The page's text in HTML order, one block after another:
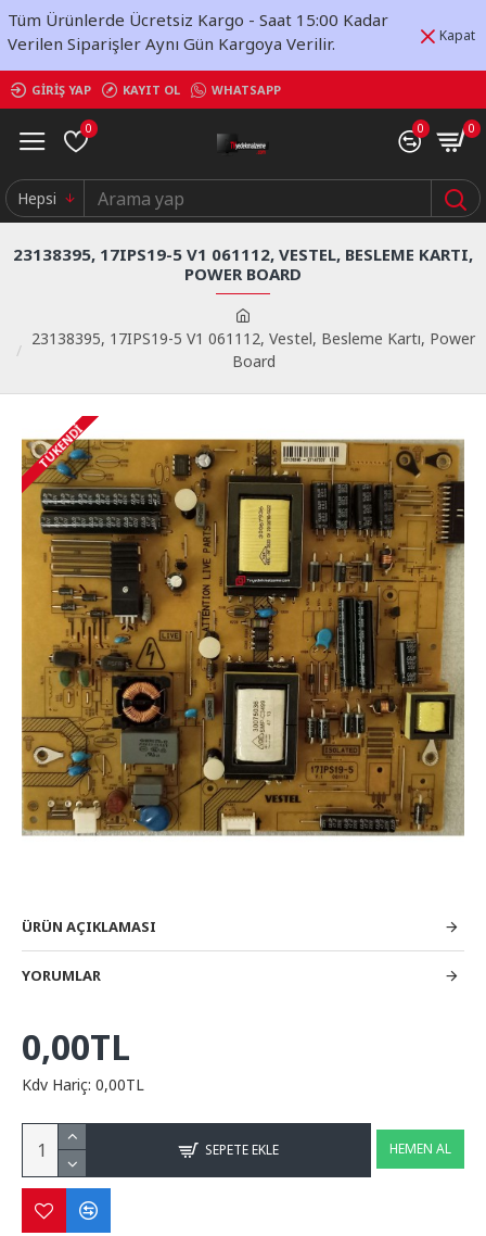
Tüm Ürünlerde Ücretsiz Kargo - Saat 15:00 Kadar
Verilen Siparişler Aynı Gün Kargoya Verilir.
Kapat
GIRIŞ YAP KAYIT OL WHATSAPP
0 0 0
Hepsi
23138395, 17IPS19-5 V1 061112, Vestel, Besleme Kartı, Power
Board
23138395, 17IPS19-5 V1 061112, VESTEL, BESLEME KARTI,
POWER BOARD
TÜKENDI
ÜRÜN AÇIKLAMASI
YORUMLAR
0,00TL
Kdv Hariç: 0,00TL
SEPETE EKLE HEMEN AL